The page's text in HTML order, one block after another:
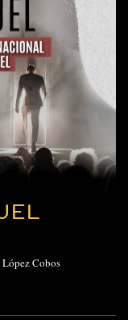
López Cobos